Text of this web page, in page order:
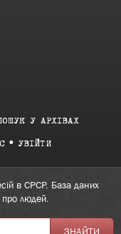
У АРХІВАХ
УВІЙТИ
в СРСР. База даних
людей.